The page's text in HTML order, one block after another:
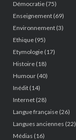
Démocratie(75)
Enseignement(69)
Environnement(3)
Ethique(95)
Etymologie(17)
Histoire(18)
Humour(40)
Inédit(14)
Internet(28)
Langue française(26)
Langues anciennes (22)
Médias (16)